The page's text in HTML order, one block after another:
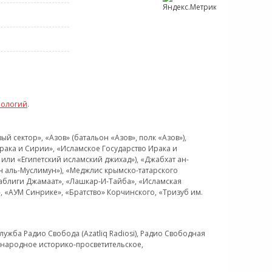
.
«Азов» (батальон «Азов», полк «Азов»),
и Сирии», «Исламское Государство Ирака и
«Египетский исламский джихад»), «Джабхат ан-
Муслимун»), «Меджлис крымско-татарского
Джамаат», «Лашкар-И-Тайба», «Исламская
Синрике», «Братство» Корчинского, «Тризуб им.
Радио Свобода (Azatliq Radiosi), Радио Свободная
историко-просветительское,